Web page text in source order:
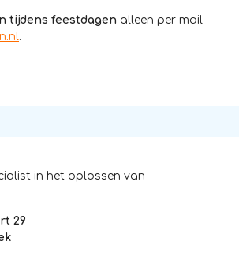
tijdens feestdagen alleen per mail
.
in het oplossen van
29